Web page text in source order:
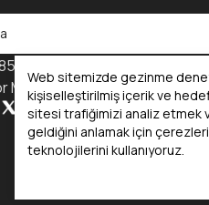
Web sitemizde gezinme
kişiselleştirilmiş içerik ve
sitesi trafiğimizi analiz etmek
geldiğini anlamak için
teknolojilerini kullanıyoruz.
455 0 232
Mobilya Kataloğu - 2025